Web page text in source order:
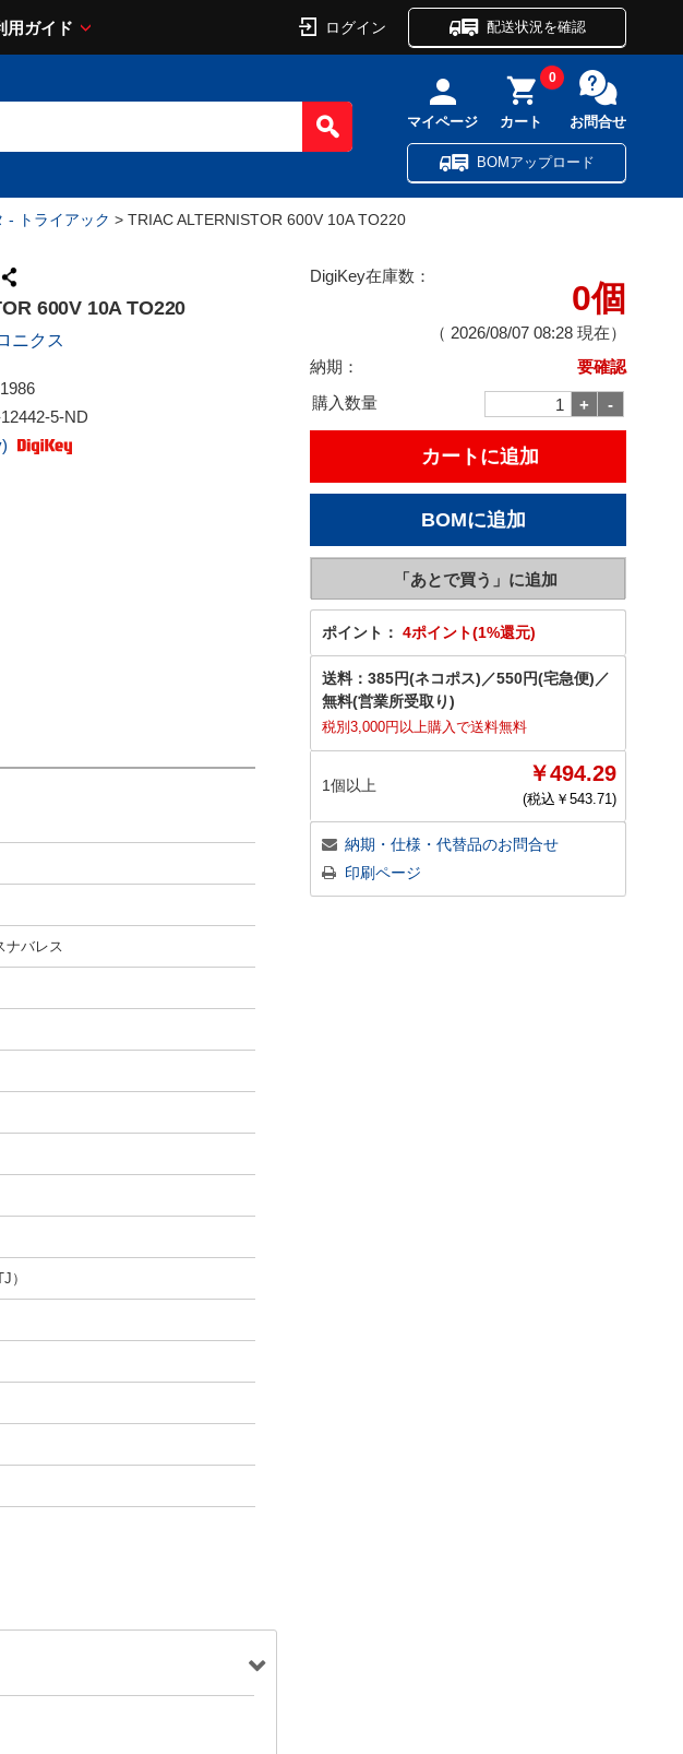
用ガイド ログイン 配送状況を確認
マイページ カート
0
お問合せ
BOMアップロード
- トライアック > TRIAC ALTERNISTOR 600V 10A TO220
600V 10A TO220
ニクス
5-ND
DigiKey在庫数：
0個
（ 2026/08/07 08:28 現在）
納期：
要確認
購入数量
ポイント： 4ポイント(1%還元)
送料： 385円(ネコポス) ／550円(宅急便) ／
無料(営業所受取り)
税別3,000円以上購入で送料無料
1個以上 ￥494.29
(税込￥ 543.71)
納期・仕様・代替品のお問合せ
印刷ページ
ナバレス
）